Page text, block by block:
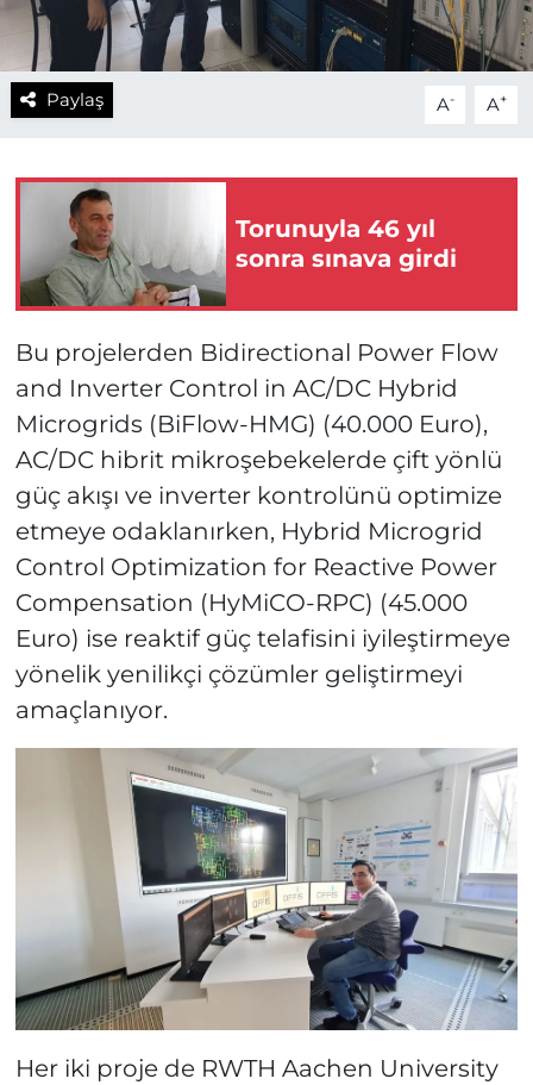
Paylaş A- A+
Torunuyla 46 yıl
sonra sınava girdi
Bu projelerden Bidirectional Power Flow
and Inverter Control in AC/DC Hybrid
Microgrids (BiFlow-HMG) (40.000 Euro),
AC/DC hibrit mikroşebekelerde çift yönlü
güç akışı ve inverter kontrolünü optimize
etmeye odaklanırken, Hybrid Microgrid
Control Optimization for Reactive Power
Compensation (HyMiCO-RPC) (45.000
Euro) ise reaktif güç telafisini iyileştirmeye
yönelik yenilikçi çözümler geliştirmeyi
amaçlanıyor.
Her iki proje de RWTH Aachen University